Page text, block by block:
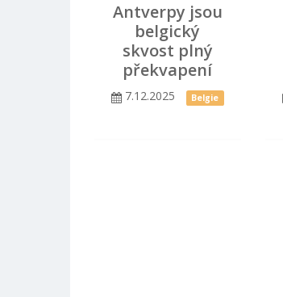
Antverpy jsou
belgický
skvost plný
překvapení
7.12.2025 Belgie